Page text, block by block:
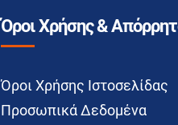
Όροι Χρήσης &
Όροι Χρήσης Ιστοσελίδας
Προσωπικά Δεδομένα